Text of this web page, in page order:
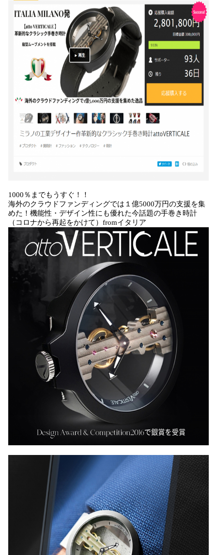
1000％までもうすぐ！！
海外のクラウドファンディングでは１億5000万円の支援を集
めた！機能性・デザイン性にも優れた今話題の手巻き時計
（コロナから再起をかけて）fromイタリア